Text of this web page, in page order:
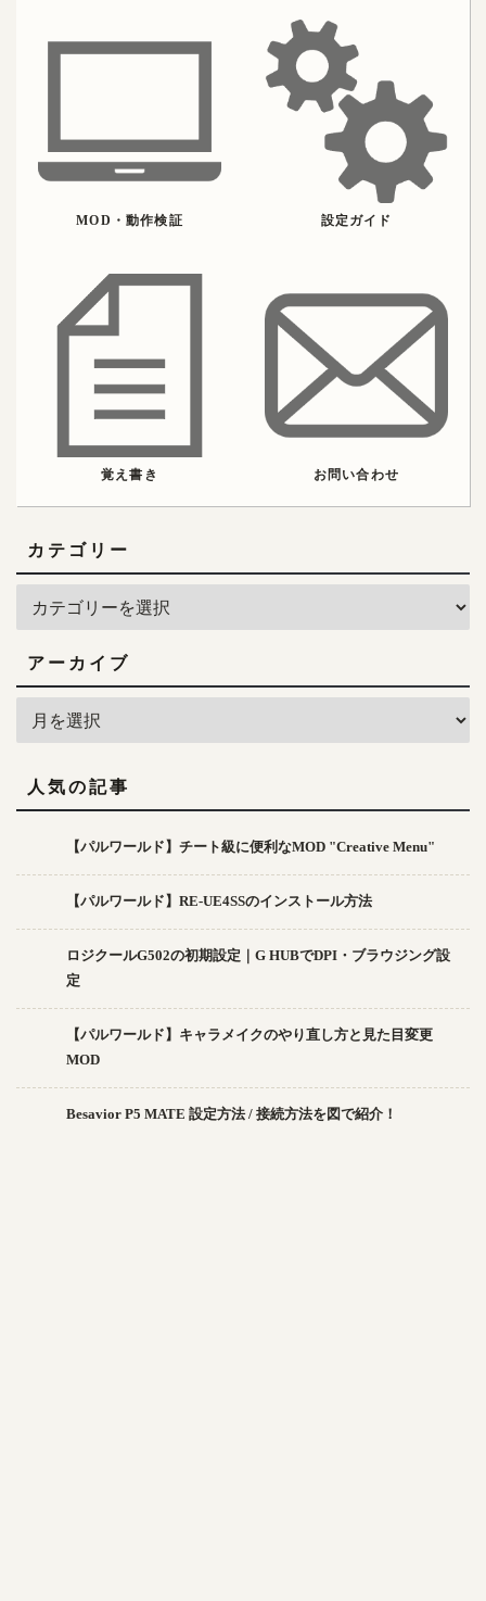
MOD・動作検証 設定ガイド
覚え書き お問い合わせ
カテゴリー
アーカイブ
人気の記事
【パルワールド】チート級に便利なMOD "Creative Menu"
【パルワールド】RE-UE4SSのインストール方法
ロジクールG502の初期設定｜G HUBでDPI・ブラウジング設
定
【パルワールド】キャラメイクのやり直し方と見た目変更
MOD
Besavior P5 MATE 設定方法 / 接続方法を図で紹介！